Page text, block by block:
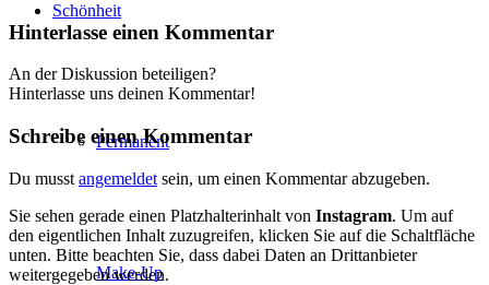
Schönheit
Permanent
Make-Up
Hinterlasse einen Kommentar
An der Diskussion beteiligen?
Hinterlasse uns deinen Kommentar!
Schreibe einen Kommentar
Du musst angemeldet sein, um einen Kommentar abzugeben.
Sie sehen gerade einen Platzhalterinhalt von Instagram. Um auf
den eigentlichen Inhalt zuzugreifen, klicken Sie auf die Schaltfläche
unten. Bitte beachten Sie, dass dabei Daten an Drittanbieter
weitergegeben werden.